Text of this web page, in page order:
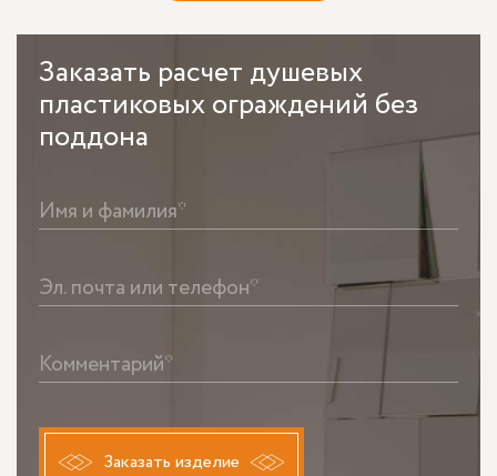
Заказать расчет душевых
пластиковых ограждений без
поддона
Имя и фамилия*
Эл. почта или телефон*
Комментарий*
Заказать изделие